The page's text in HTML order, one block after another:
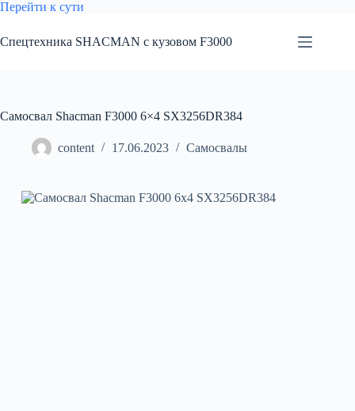
Перейти к сути
сути
Спецтехника SHACMAN с кузовом F3000
Самосвал Shacman F3000 6×4 SX3256DR384
content 17.06.2023 Самосвалы